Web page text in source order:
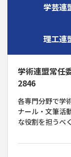
学芸連
理工連
学術連盟常任
2846
各専門分野で学
ナール・文筆活
な役割を担うべ